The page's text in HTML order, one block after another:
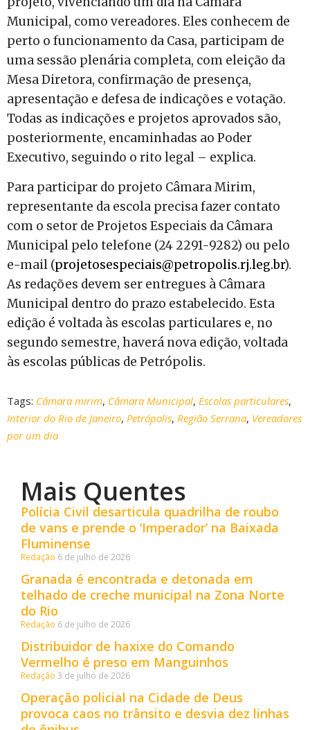
Municipal, como vereadores. Eles conhecem de
perto o funcionamento da Casa, participam de
uma sessão plenária completa, com eleição da
Mesa Diretora, confirmação de presença,
apresentação e defesa de indicações e votação.
Todas as indicações e projetos aprovados são,
posteriormente, encaminhadas ao Poder
Executivo, seguindo o rito legal – explica.
Para participar do projeto Câmara Mirim,
representante da escola precisa fazer contato
com o setor de Projetos Especiais da Câmara
Municipal pelo telefone (24 2291-9282) ou pelo
e-mail (projetosespeciais@petropolis.rj.leg.br).
As redações devem ser entregues à Câmara
Municipal dentro do prazo estabelecido. Esta
edição é voltada às escolas particulares e, no
segundo semestre, haverá nova edição, voltada
às escolas públicas de Petrópolis.
Tags: Câmara mirim, Câmara Municipal, Escolas particulares,
Interior do Rio de Janeiro, Petrópolis, Região Serrana, Vereadores
por um dia
Mais Quentes
Polícia Civil desarticula quadrilha de roubo
de vans e prende o ‘Imperador’ na Baixada
Fluminense
Redação 6 de julho de 2026
Granada é encontrada e detonada em
telhado de creche municipal na Zona Norte
do Rio
Redação 6 de julho de 2026
Distribuidor de haxixe do Comando
Vermelho é preso em Manguinhos
Redação 3 de julho de 2026
Operação policial na Cidade de Deus
provoca caos no trânsito e desvia dez linhas